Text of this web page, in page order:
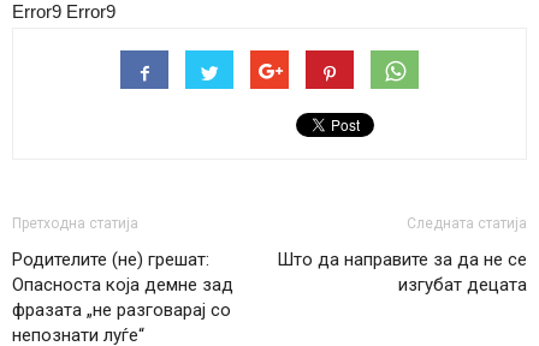
Error9 Error9
Претходна статија
Родителите (не) грешат:
Опасноста која демне зад
фразата „не разговарај со
непознати луѓе“
Следната статија
Што да направите за да не се
изгубат децата